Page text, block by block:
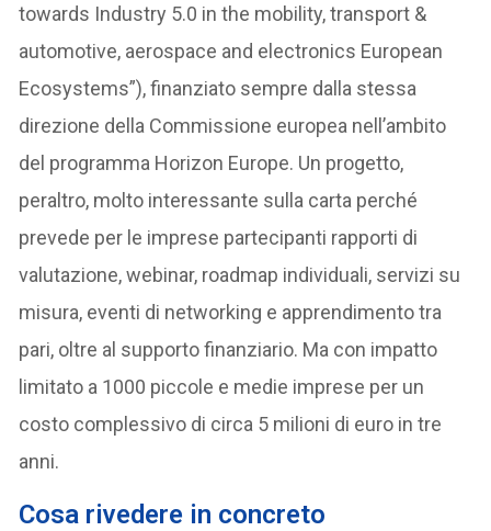
towards Industry 5.0 in the mobility, transport &
automotive, aerospace and electronics European
Ecosystems”), finanziato sempre dalla stessa
direzione della Commissione europea nell’ambito
del programma Horizon Europe. Un progetto,
peraltro, molto interessante sulla carta perché
prevede per le imprese partecipanti rapporti di
valutazione, webinar, roadmap individuali, servizi su
misura, eventi di networking e apprendimento tra
pari, oltre al supporto finanziario. Ma con impatto
limitato a 1000 piccole e medie imprese per un
costo complessivo di circa 5 milioni di euro in tre
anni.
Cosa rivedere in concreto